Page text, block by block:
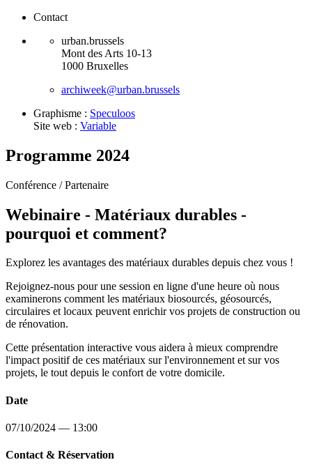
Contact
urban.brussels
Mont des Arts 10-13
1000 Bruxelles
archiweek@urban.brussels
Graphisme : Speculoos
Site web : Variable
Programme 2024
Conférence /Partenaire
Webinaire - Matériaux durables -
pourquoi et comment?
Explorez les avantages des matériaux durables depuis chez vous !
Rejoignez-nous pour une session en ligne d'une heure où nous
examinerons comment les matériaux biosourcés, géosourcés,
circulaires et locaux peuvent enrichir vos projets de construction ou
de rénovation.
Cette présentation interactive vous aidera à mieux comprendre
l'impact positif de ces matériaux sur l'environnement et sur vos
projets, le tout depuis le confort de votre domicile.
Date
07/10/2024 — 13:00
Contact & Réservation